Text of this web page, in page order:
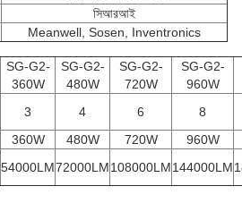
সিআরআই
Meanwell, Sosen, Inventronics
SG-G2-
360W
SG-G2-
480W
SG-G2-
720W
SG-G2-
960W
3 4 6
8
360W 480W 720W
960W
54000LM72000LM108000LM144000LM